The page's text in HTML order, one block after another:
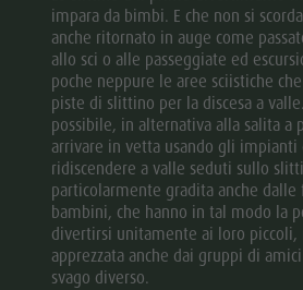
impara da bimbi. E che non si
anche ritornato in auge come
allo sci o alle passeggiate ed
poche neppure le aree sciistiche
piste di slittino per la discesa a
possibile, in alternativa alla salita a
arrivare in vetta usando gli
ridiscendere a valle seduti sullo
particolarmente gradita anche
bambini, che hanno in tal modo la
divertirsi unitamente ai loro piccoli,
apprezzata anche dai gruppi di
svago diverso.